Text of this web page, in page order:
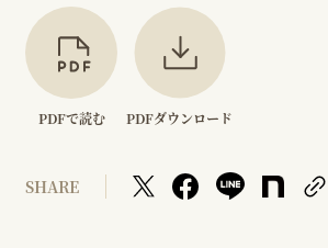
PDFで読む PDFダウンロード
SHARE